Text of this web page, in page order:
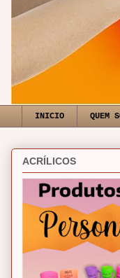
INICIO QUEM
ACRÍLICOS